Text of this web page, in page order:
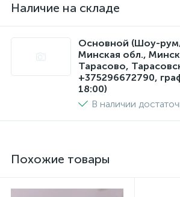
Наличие на складе
Основной (Шоу-
Минская обл.,
Тарасово,
+375296672790,
18:00)
В наличии
Похожие товары